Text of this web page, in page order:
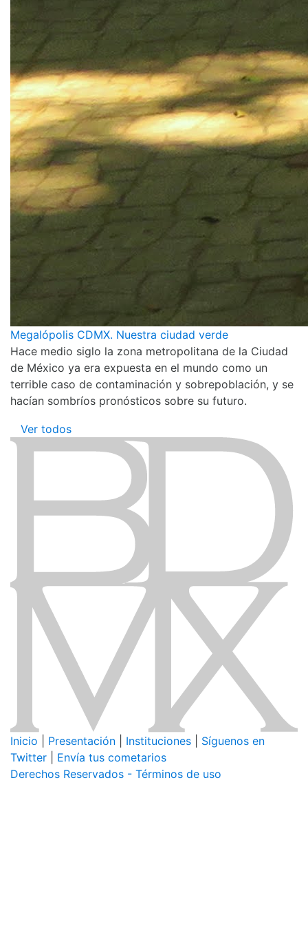
Megalópolis CDMX. Nuestra ciudad verde
Hace medio siglo la zona metropolitana de la Ciudad
de México ya era expuesta en el mundo como un
terrible caso de contaminación y sobrepoblación, y se
hacían sombríos pronósticos sobre su futuro.
Ver todos
Inicio Presentación Instituciones
Síguenos en
Twitter
Envía tus cometarios
Derechos Reservados - Términos de uso